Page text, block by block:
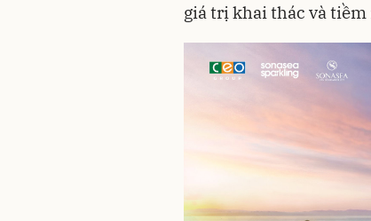
giá trị khai thác và